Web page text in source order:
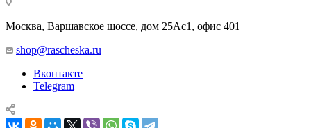
Москва, Варшавское шоссе, дом 25Аc1, офис 401
shop@rascheska.ru
Вконтакте
Telegram